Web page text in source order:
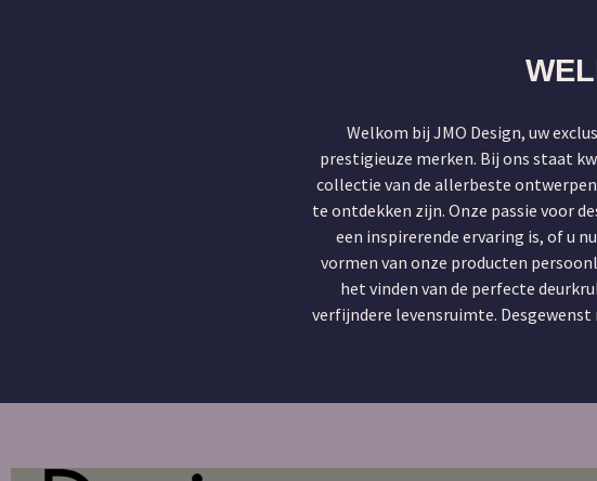
PRACHTIG
Welkom bij JMO Design, uw
prestigieuze merken. Bij ons staat
collectie van de allerbeste
te ontdekken zijn. Onze passie voor
een inspirerende ervaring is, of u
vormen van onze producten
het vinden van de perfecte
verfijndere levensruimte.